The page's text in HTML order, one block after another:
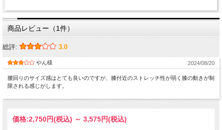
商品レビュー（1件）
総評: 3.0
やん様 2024/08/20
腰回りのサイズ感はとても良いのですが、膝付近のストレッチ性が弱く膝の動きが制
限される感じがします。
価格:2,750円(税込) ～ 3,575円(税込)